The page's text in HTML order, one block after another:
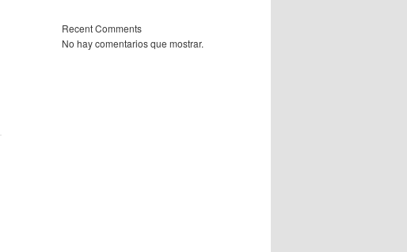
Recent Comments
No hay comentarios que mostrar.